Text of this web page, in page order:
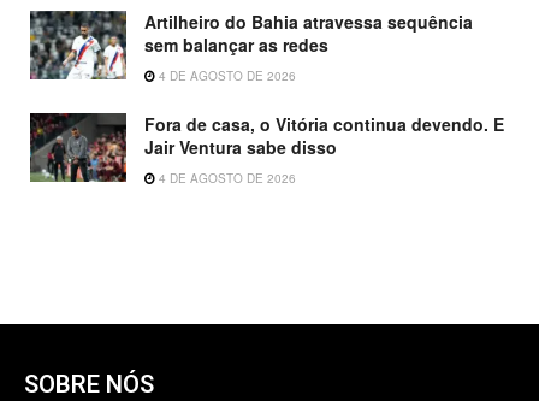
Artilheiro do Bahia atravessa sequência
sem balançar as redes
4 DE AGOSTO DE 2026
Fora de casa, o Vitória continua devendo. E
Jair Ventura sabe disso
4 DE AGOSTO DE 2026
SOBRE NÓS